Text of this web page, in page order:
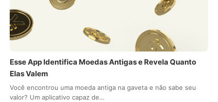
Esse App Identifica Moedas Antigas e Revela Quanto
Elas Valem
Você encontrou uma moeda antiga na gaveta e não sabe seu
valor? Um aplicativo capaz de…